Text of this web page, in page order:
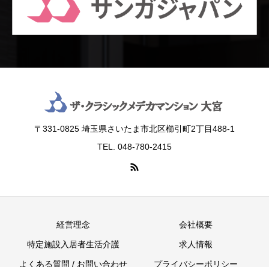
〒331-0825 埼玉県さいたま市北区櫛引町2丁目488‐1
TEL. 048-780-2415
経営理念 会社概要
特定施設入居者生活介護 求人情報
よくある質問 / お問い合わせ プライバシーポリシー